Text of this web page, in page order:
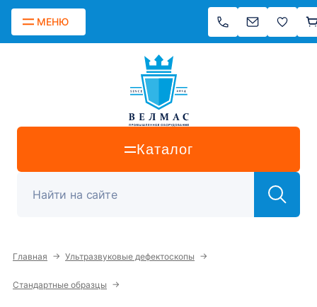
МЕНЮ
Каталог
Главная → Ультразвуковые дефектоскопы →
Стандартные образцы →